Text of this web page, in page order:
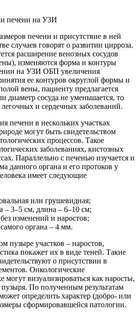
печени на УЗИ
печени и присутствие в ней
случаев говорят о развитии цирроза.
расширение венозных сосудов
изменяются форма и контуры
на УЗИ ОБП увеличения
ее контуров округлой формы и
вены, пациенту предлагается
диаметр сосуда не уменьшается, то
и сердечных заболеваний.
печени в нескольких участках
могут быть свидетельством
процессов. Такое
заболеваниях, кистозных
Параллельно с печенью изучается и
данного органа и его протоков у
имеет следующие
или грушевидная;
– 3–5 см, длина – 6–10 см;
изменений и наростов;
органа – 4 мм.
пузыре участков – наростов,
покажет их в виде теней. Такие
о присутствии в
Онкологические
могут визуализироваться как наросты,
По полученным результатам
определить характер (добро- или
сформировавшейся патологии.